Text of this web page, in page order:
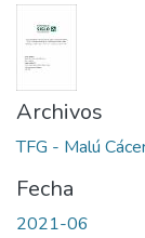
Archivos
TFG - Malú
Fecha
2021-06